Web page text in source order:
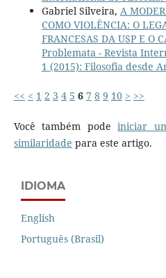
Gabriel Silveira, A
COMO VIOLÊNCIA: O
FRANCESAS DA USP E O
Problemata - Revista
1 (2015): Filosofia desde
<< < 1 2 3 4 5 6 7 8 9 10 > >>
Você também podeiniciar
similaridade para este artigo.
IDIOMA
English
Português (Brasil)